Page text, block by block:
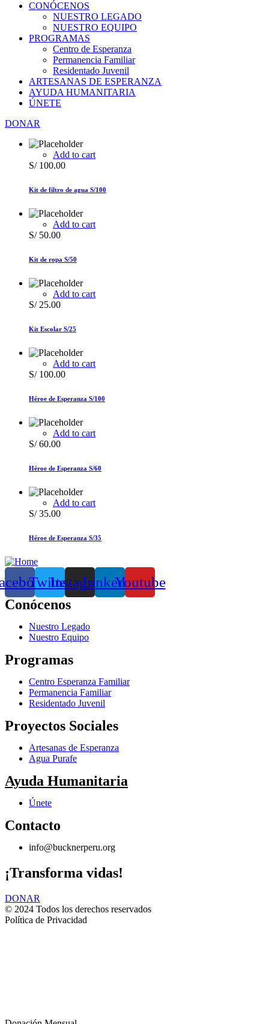
CONÓCENOS
NUESTRO LEGADO
NUESTRO EQUIPO
PROGRAMAS
Centro de Esperanza
Permanencia Familiar
Residentado Juvenil
ARTESANAS DE ESPERANZA
AYUDA HUMANITARIA
ÚNETE
DONAR
Add to cart
S/100.00
Kit de filtro de agua S/100
Add to cart
S/50.00
Kit de ropa S/50
Add to cart
S/25.00
Kit Escolar S/25
Add to cart
S/100.00
Héroe de Esperanza S/100
Add to cart
S/60.00
Héroe de Esperanza S/60
Add to cart
S/35.00
Héroe de Esperanza S/35
TwitterInstagramLinkedinYoutube
Conócenos
Nuestro Legado
Nuestro Equipo
Programas
Centro Esperanza Familiar
Permanencia Familiar
Residentado Juvenil
Proyectos Sociales
Artesanas de Esperanza
Agua Purafe
Ayuda Humanitaria
Únete
Contacto
info@bucknerperu.org
¡Transforma vidas!
DONAR
© 2024 Todos los derechos reservados
Política de Privacidad